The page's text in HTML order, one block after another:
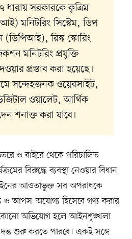
সরকারকে কৃত্রিম
মনিটরিং সিস্টেম, ডিপ
(ডিপিআই), রিস্ক স্কোরিং
মনিটরিং প্রযুক্তি
প্রস্তাব করা হয়েছে।
সন্দেহজনক ওয়েবসাইট,
ওয়ালেট, আর্থিক
শনাক্ত করা যাবে।
ও বাইরে থেকে পরিচালিত
বিরুদ্ধে ব্যবস্থা নেওয়ার বিধান
আওতাভুক্ত সব অপরাধকে
আপস-অযোগ্য হিসেবে গণ্য করার
কোনো অভিযোগ হলে আইনশৃঙ্খলা
শুরু করতে পারবে। একই সঙ্গে